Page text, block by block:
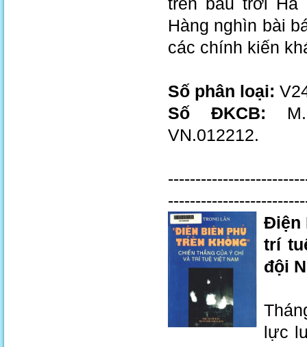
Hàng nghìn bài
các chính kiến
Số phân loại:
Số ĐKCB:
VN.012212.
Điện
trí
đội
lực